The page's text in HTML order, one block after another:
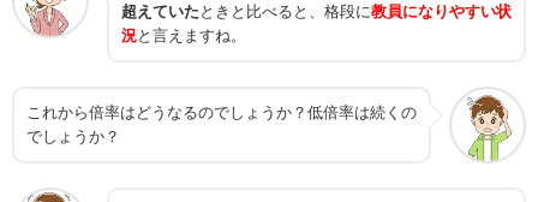
超えていた ときと比べると、格段に教員になりやすい状
況と言えますね。
これから倍率はどうなるのでしょうか？低倍率は続くの
でしょうか？